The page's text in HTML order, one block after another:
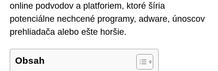
online podvodov a platforiem, ktoré šíria
potenciálne nechcené programy, adware, únoscov
prehliadača alebo ešte horšie.
Obsah